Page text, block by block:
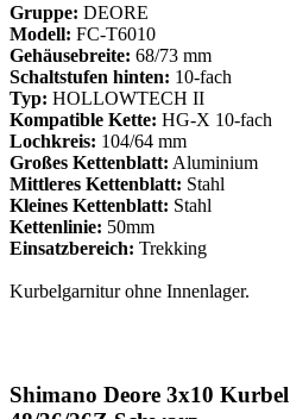
Gruppe: DEORE
Modell: FC-T6010
Gehäusebreite: 68/73 mm
Schaltstufen hinten: 10-fach
Typ: HOLLOWTECH II
Kompatible Kette: HG-X 10-fach
Lochkreis: 104/64 mm
Großes Kettenblatt: Aluminium
Mittleres Kettenblatt: Stahl
Kleines Kettenblatt: Stahl
Kettenlinie: 50mm
Einsatzbereich: Trekking
Kurbelgarnitur ohne Innenlager.
Shimano Deore 3x10